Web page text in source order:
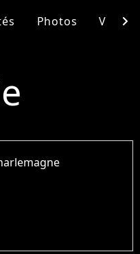
Photos Vidéos
chevron_right